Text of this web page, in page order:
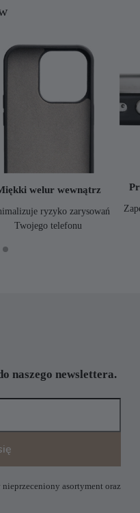
welur wewnątrz
ryzyko zarysowań
Twojego telefonu
naszego newslettera.
asortyment oraz